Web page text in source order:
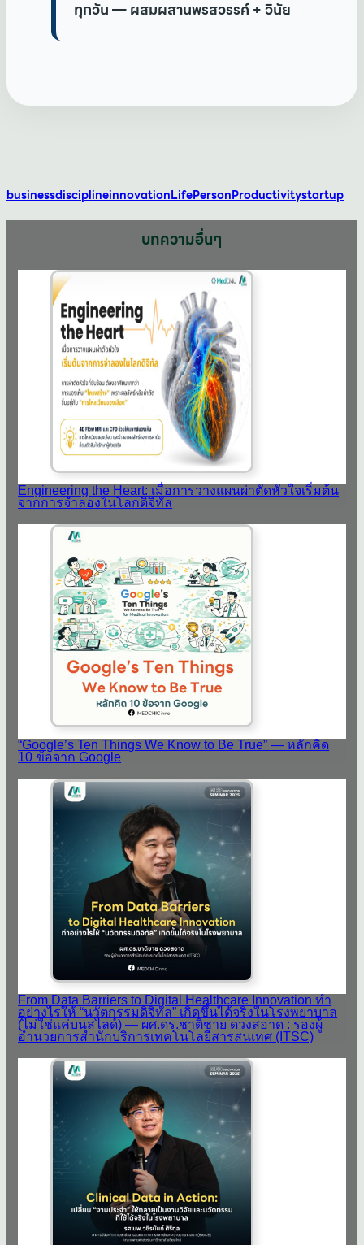
ทุกวัน — ผสมผสานพรสวรรค์ + วินัย
businessdisciplineinnovationLifePersonProductivitystartup
บทความอื่นๆ
Engineering the Heart: เมื่อการวางแผนผ่าตัดหัวใจเริ่มต้น
จากการจำลองในโลกดิจิทัล
“Google’s Ten Things We Know to Be True” — หลักคิด
10 ข้อจาก Google
From Data Barriers to Digital Healthcare Innovation ทำ
อย่างไรให้ “นวัตกรรมดิจิทัล” เกิดขึ้นได้จริงในโรงพยาบาล
(ไม่ใช่แค่บนสไลด์) — ผศ.ดร.ชาติชาย ดวงสอาด : รองผู้
อำนวยการสำนักบริการเทคโนโลยีสารสนเทศ (ITSC)